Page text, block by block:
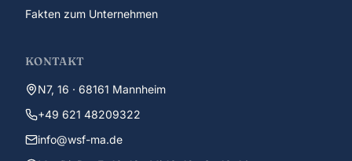
Fakten zum Unternehmen
KONTAKT
N7, 16 · 68161 Mannheim
+49 621 48209322
info@wsf-ma.de